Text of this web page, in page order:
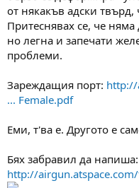
от някакъв адски
Притеснявах се, че
но легна и запечати
проблеми.
Зареждащия порт: http://
... Female.pdf
Еми, т'ва е. Другото е
Бях забравил да
http://